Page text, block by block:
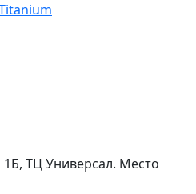
1Б, ТЦ Универсал. Место